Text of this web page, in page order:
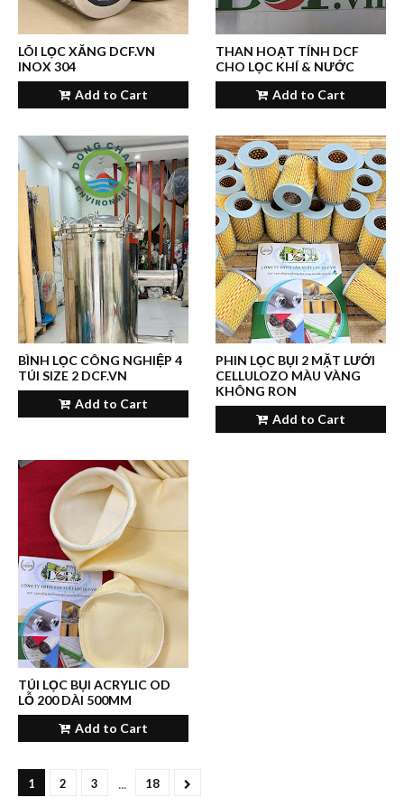
LÕI LỌC XĂNG DCF.VN
INOX 304
Add to Cart
THAN HOẠT TÍNH DCF
CHO LỌC KHÍ & NƯỚC
Add to Cart
BÌNH LỌC CÔNG NGHIỆP 4
TÚI SIZE 2 DCF.VN
Add to Cart
PHIN LỌC BỤI 2 MẶT LƯỚI
CELLULOZO MÀU VÀNG
KHÔNG RON
Add to Cart
TÚI LỌC BỤI ACRYLIC OD
LỖ 200 DÀI 500MM
Add to Cart
1 2 3 ... 18